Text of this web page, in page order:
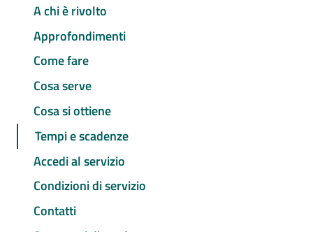
A chi è rivolto
Approfondimenti
Come fare
Cosa serve
Cosa si ottiene
Tempi e scadenze
Accedi al servizio
Condizioni di servizio
Contatti